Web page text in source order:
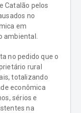
Catalão pelos
no
em
ambiental.
no pedido que o
rural
totalizando
econômica
sérios e
na